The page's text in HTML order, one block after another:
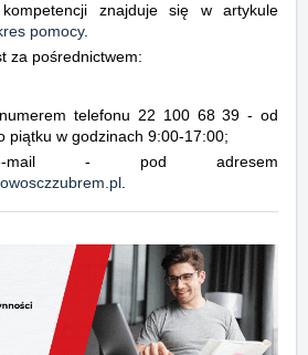
kompetencji znajduje się w artykule
pomocy.
za pośrednictwem:
telefonu 22 100 68 39 - od
piątku w godzinach 9:00-17:00;
mail - pod adresem